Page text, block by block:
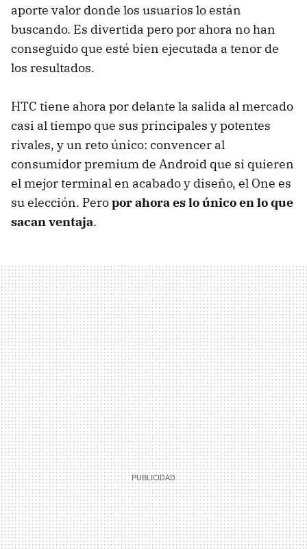
aporte valor donde los usuarios lo están
buscando. Es divertida pero por ahora no han
conseguido que esté bien ejecutada a tenor de
los resultados.
HTC tiene ahora por delante la salida al mercado
casi al tiempo que sus principales y potentes
rivales, y un reto único: convencer al
consumidor premium de Android que si quieren
el mejor terminal en acabado y diseño, el One es
su elección. Peropor ahora es lo único en lo que
sacan ventaja.